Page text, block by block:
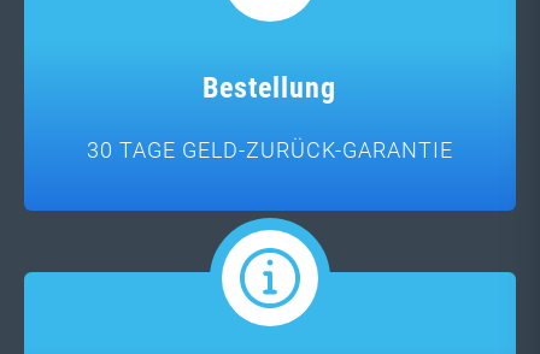
Bestellung
30 TAGE GELD-ZURÜCK-GARANTIE